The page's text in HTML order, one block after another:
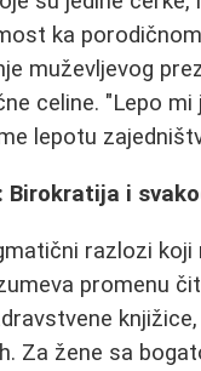
ka
muževljevog
celine. "Lepo
lepotu
i
razlozi koji
promenu
Za žene sa